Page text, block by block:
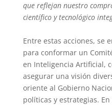
que reflejan nuestro
científico y tecnológico
Entre estas acciones, se
para conformar un
en Inteligencia Artificial,
asegurar una visión
oriente al Gobierno
políticas y estrategias.